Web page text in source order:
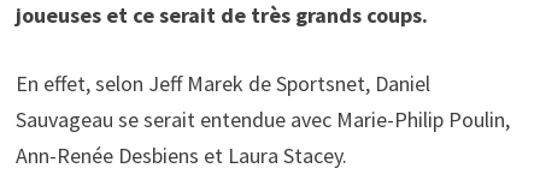
joueuses et ce serait de très grands coups.
En effet, selon Jeff Marek de Sportsnet, Daniel
Sauvageau se serait entendue avec Marie-Philip Poulin,
Ann-Renée Desbiens et Laura Stacey.